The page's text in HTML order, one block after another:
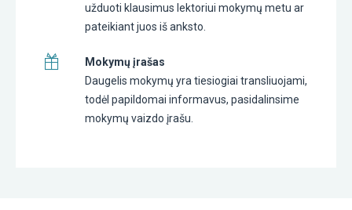
užduoti klausimus lektoriui mokymų metu ar
pateikiant juos iš anksto.
Mokymų įrašas
Daugelis mokymų yra tiesiogiai transliuojami,
todėl papildomai informavus, pasidalinsime
mokymų vaizdo įrašu.